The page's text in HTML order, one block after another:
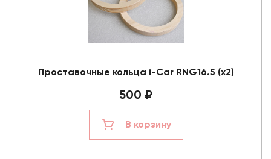
Проставочные кольца i-Car RNG16.5 (x2)
500 ₽
В корзину